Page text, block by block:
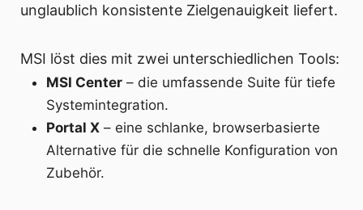
unglaublich konsistente Zielgenauigkeit liefert.
MSI löst dies mit zwei unterschiedlichen Tools:
MSI Center – die umfassende Suite für tiefe
Systemintegration.
Portal X – eine schlanke, browserbasierte
Alternative für die schnelle Konfiguration von
Zubehör.